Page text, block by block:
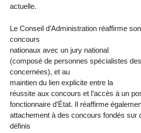
actuelle.
Le Conseil d’Administration réaffirme
concours
nationaux avec un jury national
(composé de personnes spécialistes
concernées), et au
maintien du lien explicite entre la
réussite aux concours et l’accès à un
fonctionnaire d’État. Il réaffirme
attachement à des concours fondés sur
définis